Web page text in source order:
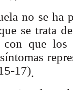
no se ha
se trata
que los
17).